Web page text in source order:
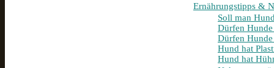
Ernährungstipps &
Soll man
Dürfen
Dürfen Hunde
Hund hat
Hund hat